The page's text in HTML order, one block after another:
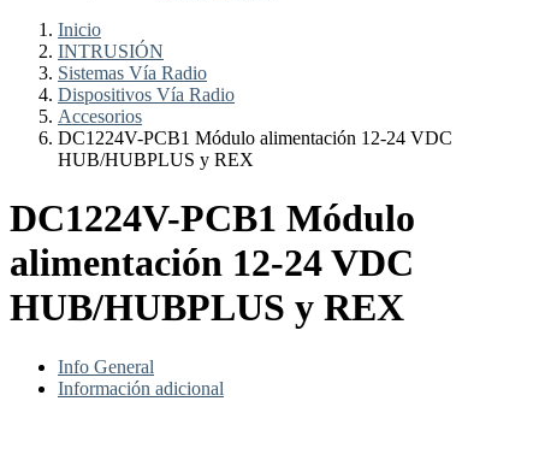
Inicio
INTRUSIÓN
Sistemas Vía Radio
Dispositivos Vía Radio
Accesorios
DC1224V-PCB1 Módulo alimentación 12-24 VDC
HUB/HUBPLUS y REX
DC1224V-PCB1 Módulo
alimentación 12-24 VDC
HUB/HUBPLUS y REX
Info General
Información adicional